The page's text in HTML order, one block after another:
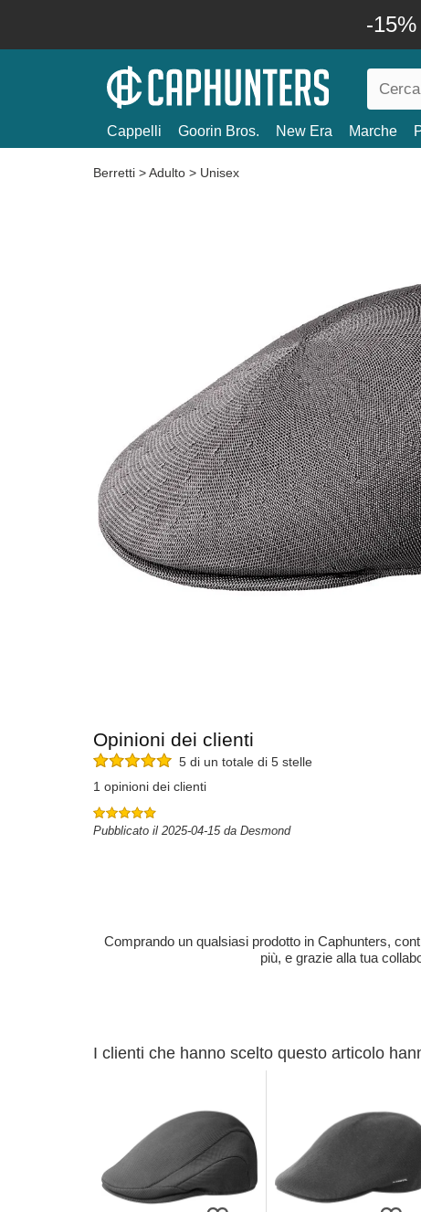
-
Cappelli Goorin Bros. New Era Marche
Berretti >Adulto > Unisex
Opinioni dei clienti
5 di un totale di 5 stelle
1 opinioni dei clienti
Pubblicato il 2025-04-15 da Desmond
Comprando un qualsiasi prodotto in Caphunters,
più, e grazie alla tua
I clienti che hanno scelto questo articolo